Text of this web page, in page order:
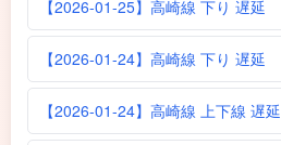
【2026-01-25】高崎線 下り 遅延
【2026-01-24】高崎線 下り 遅延
【2026-01-24】高崎線 上下線 遅延